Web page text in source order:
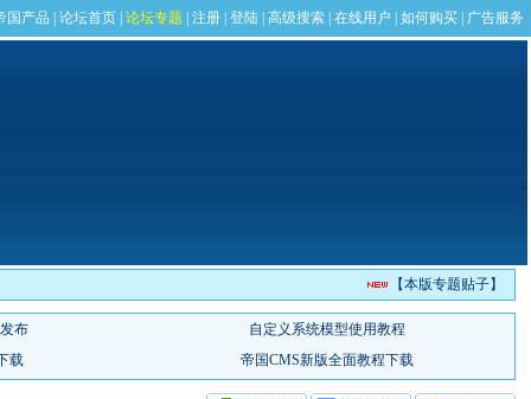
【本版专题贴子】